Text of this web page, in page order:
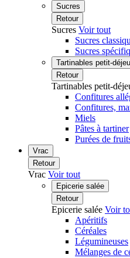
Sucres
Retour
Sucres Voir tout
Sucres
Sucres
Tartinables petit-
Retour
Tartinables petit-
Confitures
Confitures,
Miels
Pâtes à tartiner
Purées de
Vrac
Retour
Vrac Voir tout
Epicerie salée
Retour
Epicerie salée Voir
Apéritifs
Céréales
Légumineuses
Mélanges de